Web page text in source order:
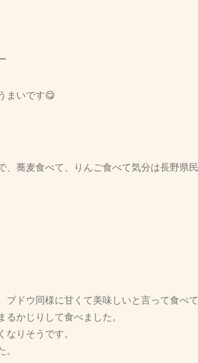
まいです😋
、蕎麦食べて、りんご食べて気分は長野県
ドウ同様に甘くて美味しいと言って食べて
かじりして食べました。
りそうです。